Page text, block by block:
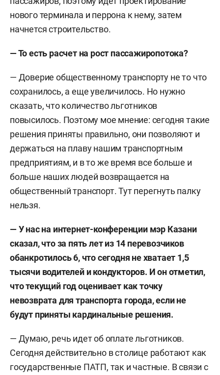
нового терминала и перрона к нему, затем
начнется строительство.
— То есть расчет на рост пассажиропотока?
— Доверие общественному транспорту не то что
сохранилось, а еще увеличилось. Но нужно
сказать, что количество льготников
повысилось. Поэтому мое мнение: сегодня такие
решения приняты правильно, они позволяют и
держаться на плаву нашим транспортным
предприятиям, и в то же время все больше и
больше наших людей возвращается на
общественный транспорт. Тут перегнуть палку
нельзя.
— У нас на интернет-конференции мэр Казани
сказал, что за пять лет из 14 перевозчиков
обанкротилось 6, что сегодня не хватает 1,5
тысячи водителей и кондукторов. И он отметил,
что текущий год оценивает как точку
невозврата для транспорта города, если не
будут приняты кардинальные решения.
— Думаю, речь идет об оплате льготников.
Сегодня действительно в столице работают как
государственные ПАТП, так и частные. В связи с